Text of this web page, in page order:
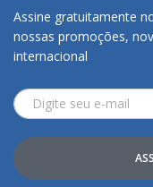
Assine gratuitamente
nossas promoções,
internacional